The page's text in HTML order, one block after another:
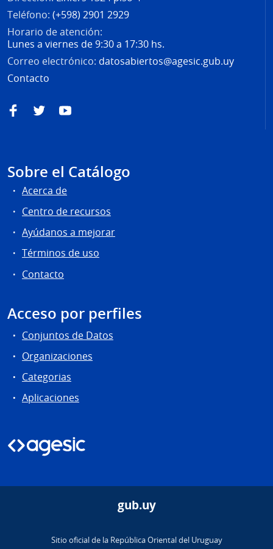
Teléfono: (+598) 2901 2929
Horario de atención:
Lunes a viernes de 9:30 a 17:30 hs.
Correo electrónico: datosabiertos@agesic.gub.uy
Contacto
FacebookTwitterYouTube
Sobre el Catálogo
Acerca de
Centro de recursos
Ayúdanos a mejorar
Términos de uso
Contacto
Acceso por perfiles
Conjuntos de Datos
Organizaciones
Categorias
Aplicaciones
gub.uy
Sitio oficial de la República Oriental del Uruguay